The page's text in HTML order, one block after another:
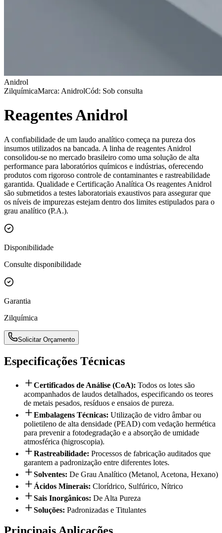
Anidrol
ZilquímicaMarca: AnidrolCód: Sob consulta
Reagentes Anidrol
A confiabilidade de um laudo analítico começa na pureza dos
insumos utilizados na bancada. A linha de reagentes Anidrol
consolidou-se no mercado brasileiro como uma solução de alta
performance para laboratórios químicos e indústrias, oferecendo
produtos com rigoroso controle de contaminantes e rastreabilidade
garantida. Qualidade e Certificação Analítica Os reagentes Anidrol
são submetidos a testes laboratoriais exaustivos para assegurar que
os níveis de impurezas estejam dentro dos limites estipulados para o
grau analítico (P.A.).
Disponibilidade
Consulte disponibilidade
Garantia
Zilquímica
Solicitar Orçamento
Especificações Técnicas
Certificados de Análise (CoA): Todos os lotes são
acompanhados de laudos detalhados, especificando os teores
de metais pesados, resíduos e ensaios de pureza.
Embalagens Técnicas: Utilização de vidro âmbar ou
polietileno de alta densidade (PEAD) com vedação hermética
para prevenir a fotodegradação e a absorção de umidade
atmosférica (higroscopia).
Rastreabilidade: Processos de fabricação auditados que
garantem a padronização entre diferentes lotes.
Solventes: De Grau Analítico (Metanol, Acetona, Hexano)
Ácidos Minerais: Clorídrico, Sulfúrico, Nítrico
Sais Inorgânicos: De Alta Pureza
Soluções: Padronizadas e Titulantes